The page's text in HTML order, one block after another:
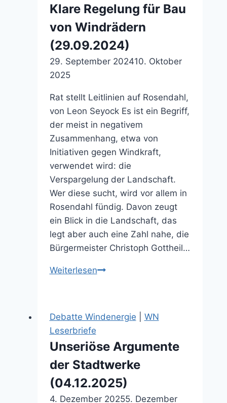
Klare Regelung für Bau
von Windrädern
(29.09.2024)
29. September 202410. Oktober
2025
Rat stellt Leitlinien auf Rosendahl,
von Leon Seyock Es ist ein Begriff,
der meist in negativem
Zusammenhang, etwa von
Initiativen gegen Windkraft,
verwendet wird: die
Verspargelung der Landschaft.
Wer diese sucht, wird vor allem in
Rosendahl fündig. Davon zeugt
ein Blick in die Landschaft, das
legt aber auch eine Zahl nahe, die
Bürgermeister Christoph Gottheil…
WeiterlesenKlare
von
(29.09.2024)
Debatte Windenergie
WN
Leserbriefe
Unseriöse Argumente
der Stadtwerke
(04.12.2025)
4. Dezember 20255. Dezember